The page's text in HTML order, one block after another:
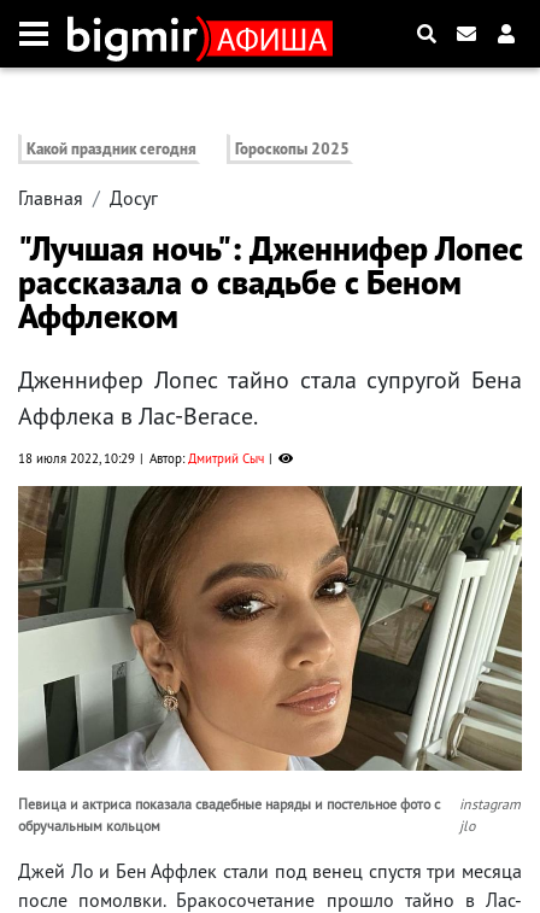
Какой праздник сегодня Гороскопы 2025
Главная Досуг
"Лучшая ночь": Дженнифер Лопес
рассказала о свадьбе с Беном
Аффлеком
Дженнифер Лопес тайно стала супругой Бена
Аффлека в Лас-Вегасе.
18 июля 2022, 10:29 Автор:Дмитрий Сыч
Певица и актриса показала свадебные наряды и постельное фото с
обручальным кольцом
instagram
jlo
Джей Ло и Бен Аффлек стали под венец спустя три месяца
после помолвки. Бракосочетание прошло тайно в Лас-